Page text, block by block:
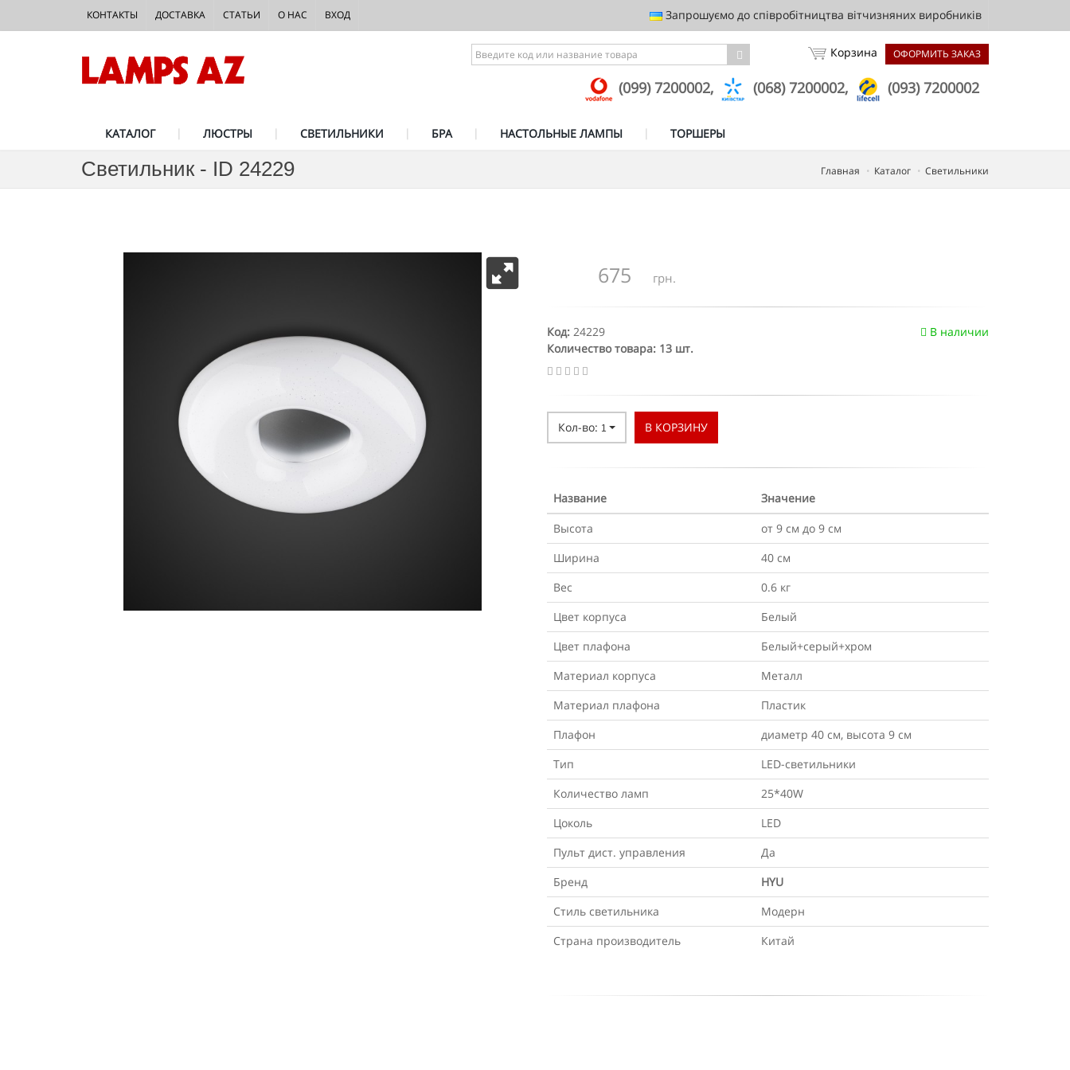
Запрошуємо до співробітництва вітчизняних виробників
КОНТАКТЫ ДОСТАВКА СТАТЬИ О НАС ВХОД
ОФОРМИТЬ ЗАКАЗ
Корзина
(099) 7200002, (068) 7200002, (093) 7200002
КАТАЛОГ ЛЮСТРЫ СВЕТИЛЬНИКИ БРА НАСТОЛЬНЫЕ ЛАМПЫ ТОРШЕРЫ
Светильник - ID 24229 Главная Каталог Светильники
675 грн.
В наличии
Код: 24229
Количество товара: 13 шт.
Кол-во: 1 В КОРЗИНУ
Название
Значение
Высота
от 9 см до 9 см
Ширина
40 см
Вес
0.6 кг
Цвет корпуса
Белый
Цвет плафона
Белый+серый+хром
Материал корпуса
Металл
Материал плафона
Пластик
Плафон
диаметр 40 см, высота 9 см
Тип
LED-светильники
Количество ламп
25*40W
Цоколь
LED
Пульт дист. управления
Да
Бренд
HYU
Стиль светильника
Модерн
Страна производитель
Китай